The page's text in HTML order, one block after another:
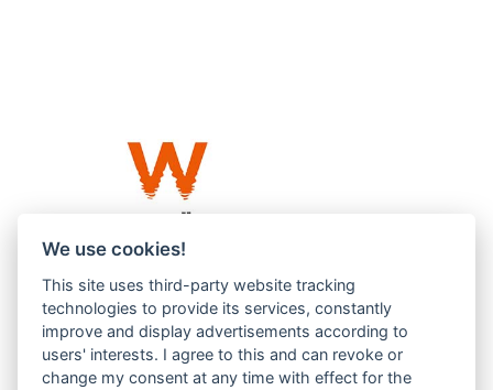
Westküste UG (haftungsbeschränkt)
Menzlingen 14 B
51503 Rösrath
We use cookies!
This site uses third-party website tracking
technologies to provide its services, constantly
improve and display advertisements according to
users' interests. I agree to this and can revoke or
change my consent at any time with effect for the